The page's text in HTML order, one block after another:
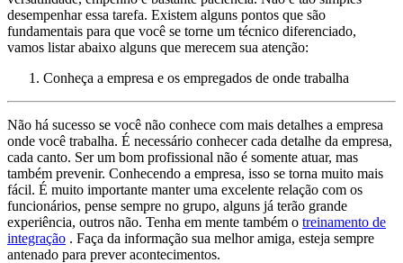
desempenhar essa tarefa. Existem alguns pontos que são
fundamentais para que você se torne um técnico diferenciado,
vamos listar abaixo alguns que merecem sua atenção:
Conheça a empresa e os empregados de onde trabalha
Não há sucesso se você não conhece com mais detalhes a empresa
onde você trabalha. É necessário conhecer cada detalhe da empresa,
cada canto. Ser um bom profissional não é somente atuar, mas
também prevenir. Conhecendo a empresa, isso se torna muito mais
fácil. É muito importante manter uma excelente relação com os
funcionários, pense sempre no grupo, alguns já terão grande
experiência, outros não. Tenha em mente também o treinamento de
integração . Faça da informação sua melhor amiga, esteja sempre
antenado para prever acontecimentos.